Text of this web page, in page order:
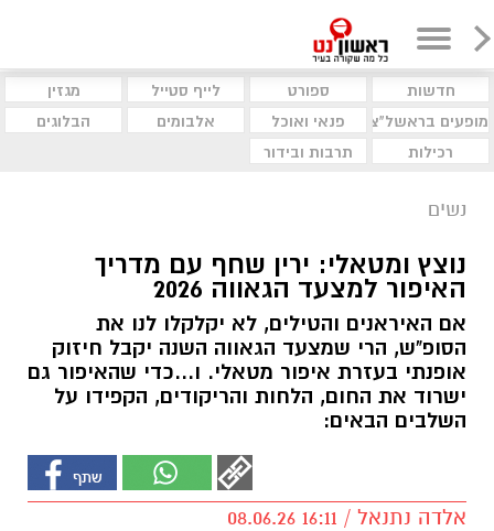
חדשות ספורט לייף סטייל
מגזין
מופעים בראשל"צ
פנאי ואוכל אלבומים
הבלוגים
רכילות
תרבות ובידור
נשים
נוצץ ומטאלי: ירין שחף עם מדריך
האיפור למצעד הגאווה 2026
אם האיראנים והטילים, לא יקלקלו לנו את
הסופ"ש, הרי שמצעד הגאווה השנה יקבל חיזוק
אופנתי בעזרת איפור מטאלי. ו...כדי שהאיפור גם
ישרוד את החום, הלחות והריקודים, הקפידו על
השלבים הבאים:
אלדה נתנאל / 16:11 08.06.26